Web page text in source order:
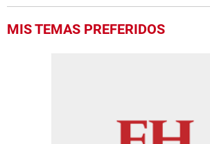
MIS TEMAS PREFERIDOS